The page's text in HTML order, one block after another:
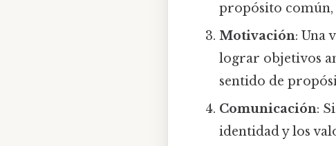
propósito
Motivación: Una
lograr objetivos
sentido de
Comunicación:
identidad y los